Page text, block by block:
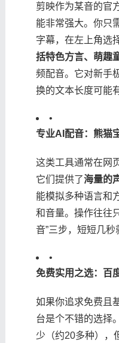
剪映作为某音的官
能非常强大。你只
字幕，在左上角选
括特色方言、萌趣
频配音。它对新手
换的文本长度可能
•
专业AI配音：熊猫
这类工具通常在网
它们提供了​海量的
能模拟多种语言和
和音量。操作往往
音”三步，短短几秒
•
免费实用之选：百
如果你追求免费且
台是个不错的选择
少（约20多种），